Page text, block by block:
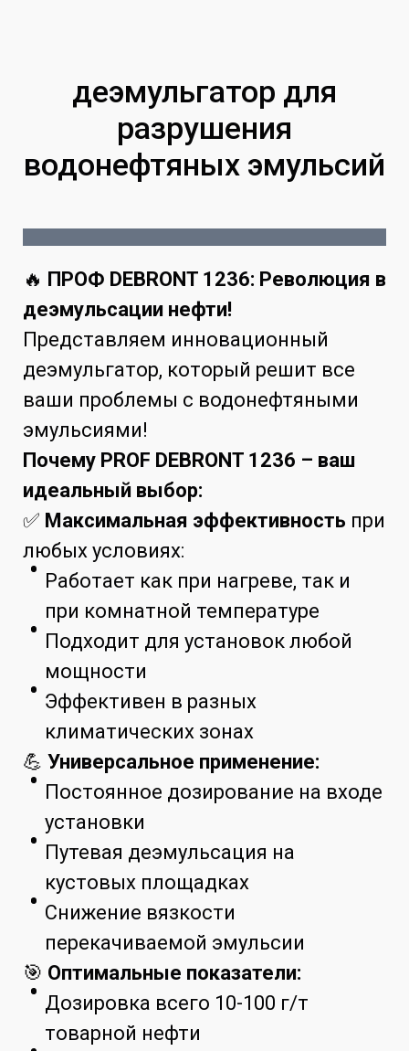
деэмульгатор для
разрушения
водонефтяных эмульсий
🔥 ПРОФ DEBRONT 1236: Революция в
деэмульсации нефти!
Представляем инновационный
деэмульгатор, который решит все
ваши проблемы с водонефтяными
эмульсиями!
Почему PROF DEBRONT 1236 – ваш
идеальный выбор:
✅ Максимальная эффективность при
любых условиях:
Работает как при нагреве, так и
при комнатной температуре
Подходит для установок любой
мощности
Эффективен в разных
климатических зонах
💪 Универсальное применение:
Постоянное дозирование на входе
установки
Путевая деэмульсация на
кустовых площадках
Снижение вязкости
перекачиваемой эмульсии
🎯 Оптимальные показатели:
Дозировка всего 10-100 г/т
товарной нефти